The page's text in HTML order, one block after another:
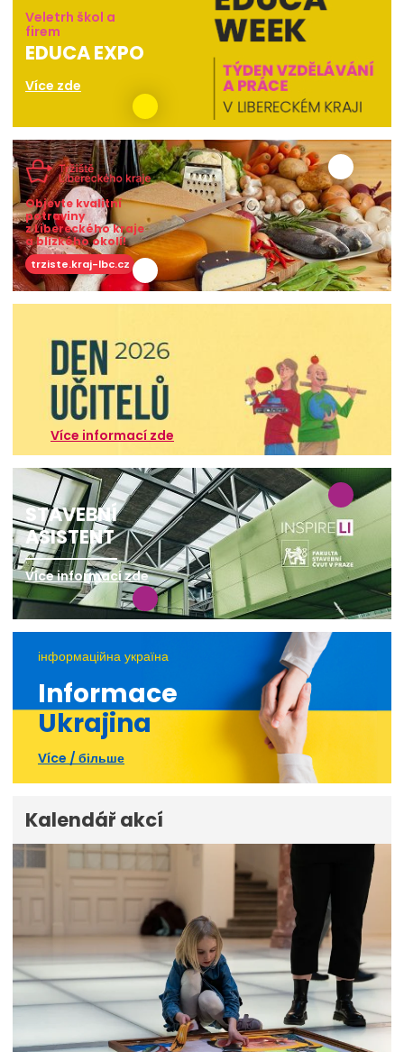
Veletrh škol a
firem
EDUCA EXPO
Více zde
Objevte kvalitní
potraviny
z Libereckého kraje
a blízkého okolí!
trziste.kraj-lbc.cz
Více informací zde
STAVEBNÍ
ASISTENT
Více informací zde
інформаційна україна
Informace
Ukrajina
Více / більше
Kalendář akcí